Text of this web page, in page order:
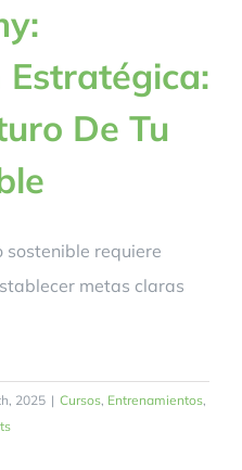
De Tu
sostenible requiere
metas claras
2025 | Cursos, Entrenamientos,